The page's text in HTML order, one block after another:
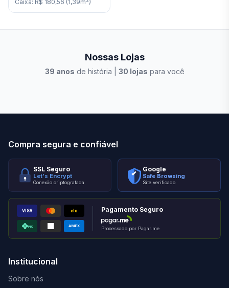
Caixa: R$ 180,56 (1,39m²)
Nossas Lojas
39 anos de história | 30 lojas para você
Compra segura e confiável
SSL Seguro
Let's Encrypt
Conexão criptografada
Google
Safe Browsing
Site verificado
VISA elo
PIX AMEX
Pagamento Seguro
Processado por Pagar.me
Institucional
Sobre nós